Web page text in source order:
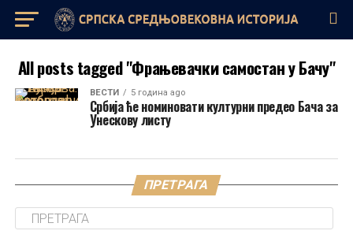
All posts tagged "Фрањевачки самостан у Бачу"
ВЕСТИ 5 година ago
Србија ће номиновати културни предео Бача за
Унескову листу
ПРЕТРАГА